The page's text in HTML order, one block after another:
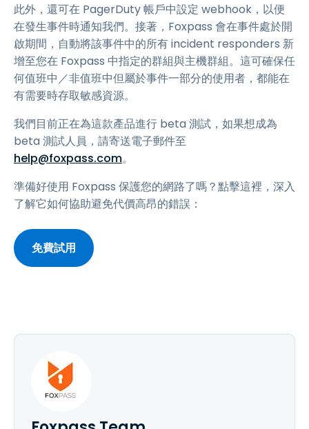
此外，還可在 PagerDuty 帳戶中設定 webhook，以便
在發生事件時通知我們。接著，Foxpass 會在事件處於開
啟期間，自動將該事件中的所有 incident responders 新
增至您在 Foxpass 中指定的群組與主機群組。這可確保任
何值班中／非值班中但屬於事件一部分的使用者，都能在
有需要時存取敏感資源。
我們目前正在為這款產品進行 beta 測試，如果想成為
beta 測試人員，請寄送電子郵件至
help@foxpass.com。
準備好使用 Foxpass 保護您的網路了嗎？點擊這裡，深入
了解它如何協助避免代價高昂的錯誤：
免費試用